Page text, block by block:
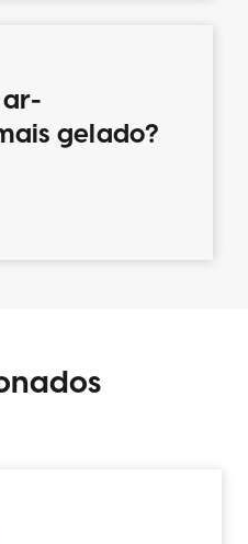
gelado?